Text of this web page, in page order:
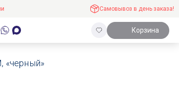
Самовывоз в день заказа!
Корзина
«черный»